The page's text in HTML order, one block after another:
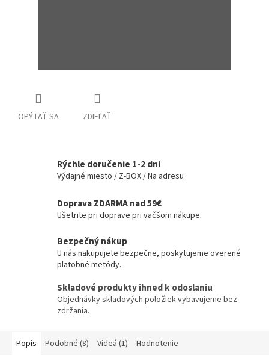
OPÝTAŤ SA ZDIEĽAŤ
Rýchle doručenie 1-2 dni
Výdajné miesto / Z-BOX / Na adresu
Doprava ZDARMA nad 59€
Ušetrite pri doprave pri väčšom nákupe.
Bezpečný nákup
U nás nakupujete bezpečne, poskytujeme overené
platobné metódy.
Skladové produkty ihneď k odoslaniu
Objednávky skladových položiek vybavujeme bez
zdržania.
Popis Podobné (8) Videá (1) Hodnotenie